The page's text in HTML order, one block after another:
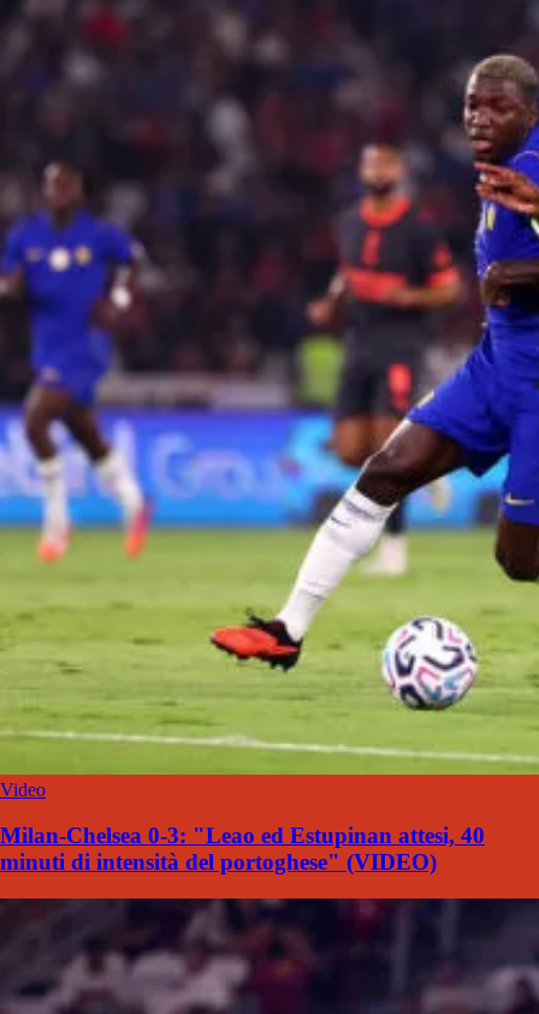
Video
Milan-Chelsea 0-3: "Leao ed Estupinan attesi, 40
minuti di intensità del portoghese" (VIDEO)